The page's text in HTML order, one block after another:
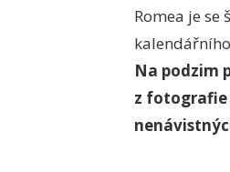
Romea je
Na podzim
z fotografie